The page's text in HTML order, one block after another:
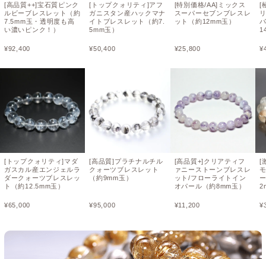
[高品質++]宝石質ピンク
ルビーブレスレット（約
7.5mm玉・透明度も高
い濃いピンク！）
¥92,400
[トップクォリティ]マダ
ガスカル産エンジェルラ
ダークォーツブレスレッ
ト（約12.5mm玉）
¥65,000
[トップクォリティ]アフ
ガニスタン産ハックマナ
イトブレスレット（約7.
5mm玉）
¥50,400
[高品質]プラチナルチル
クォーツブレスレット
（約9mm玉）
¥95,000
[特別価格/AA]ミックス
スーパーセブンブレスレ
ット（約12mm玉）
¥25,800
[高品質+]クリアティフ
ァニーストーンブレスレ
ット/フローライトイン
オパール（約8mm玉）
¥11,200
[
¥
[
¥